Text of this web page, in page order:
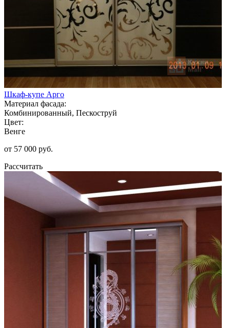
Шкаф-купе Арго
Материал фасада:
Комбинированный, Пескоструй
Цвет:
Венге
от 57 000 руб.
Рассчитать